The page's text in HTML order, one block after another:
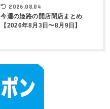
2026.08.04
今週の姫路の開店閉店まとめ
【2026年8月3日〜8月9日】